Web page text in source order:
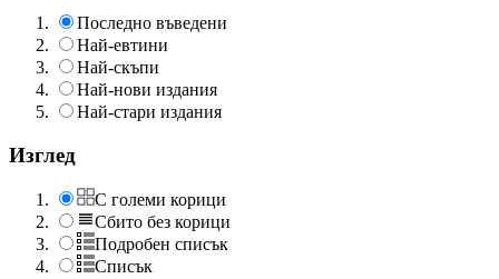
Последно въведени
Най-евтини
Най-скъпи
Най-нови издания
Най-стари издания
Изглед
С големи корици
Сбито без корици
Подробен списък
Списък